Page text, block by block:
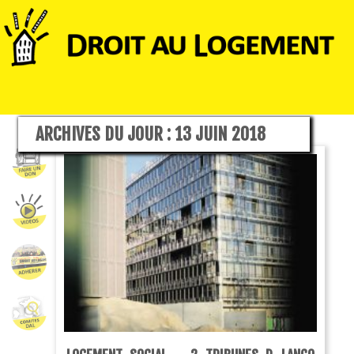
ARCHIVES DU JOUR :13 JUIN 2018